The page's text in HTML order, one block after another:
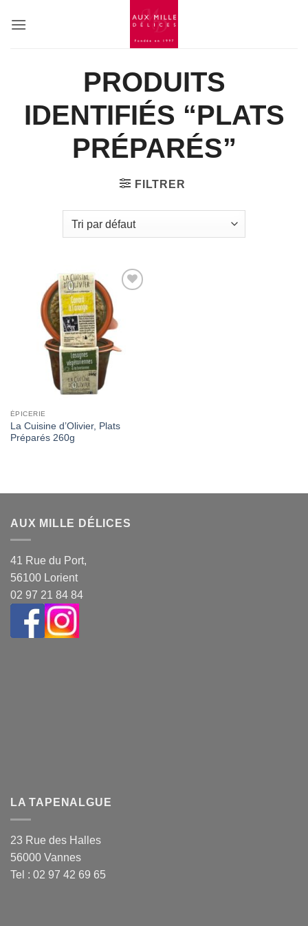
PRODUITS
IDENTIFIÉS “PLATS
PRÉPARÉS”
FILTRER
Wishlist
ÉPICERIE
La Cuisine d’Olivier, Plats
Préparés 260g
AUX MILLE DÉLICES
41 Rue du Port,
56100 Lorient
02 97 21 84 84
LA TAPENALGUE
23 Rue des Halles
56000 Vannes
Tel : 02 97 42 69 65